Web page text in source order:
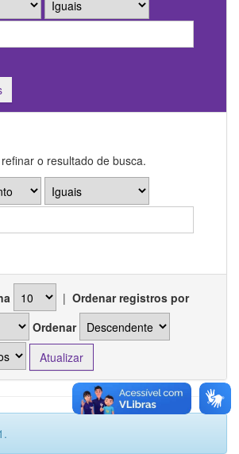
o resultado de busca.
| Ordenar registros por
Ordenar